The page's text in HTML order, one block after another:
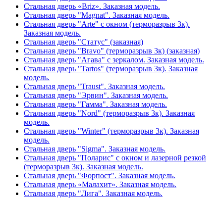
Стальная дверь «Briz». Заказная модель.
Стальная дверь "Magnat". Заказная модель.
Стальная дверь "Arte" с окном (терморазрыв 3к).
Заказная модель.
Стальная дверь "Статус" (заказная)
Стальная дверь "Bravo" (терморазрыв 3к) (заказная)
Стальная дверь "Агава" с зеркалом. Заказная модель.
Стальная дверь "Tartos" (терморазрыв 3к). Заказная
модель.
Стальная дверь "Traust". Заказная модель.
Стальная дверь "Эрвин". Заказная модель.
Стальная дверь "Гамма". Заказная модель.
Стальная дверь "Nord" (терморазрыв 3к). Заказная
модель.
Стальная дверь "Winter" (терморазрыв 3к). Заказная
модель.
Стальная дверь "Sigma". Заказная модель.
Стальная дверь "Поларис" с окном и лазерной резкой
(терморазрыв 3к). Заказная модель.
Стальная дверь "Форпост". Заказная модель.
Стальная дверь «Малахит». Заказная модель.
Стальная дверь "Лига". Заказная модель.